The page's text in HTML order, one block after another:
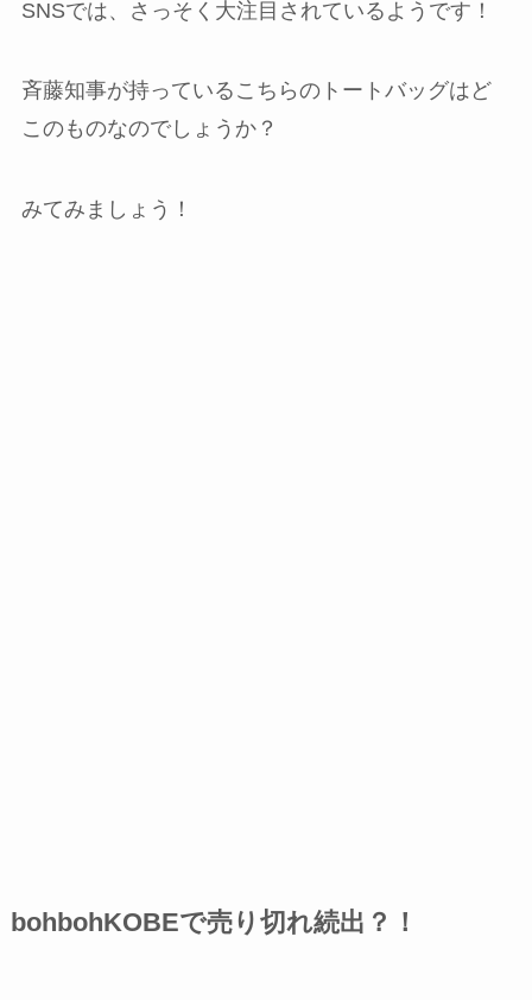
SNSでは、さっそく大注目されているようです！
斉藤知事が持っているこちらのトートバッグはど
このものなのでしょうか？
みてみましょう！
bohbohKOBEで売り切れ続出？！